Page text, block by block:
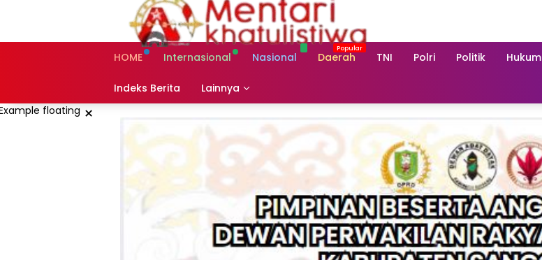
HOME
Internasional Nasional Daerah TNI Polri Politik Hukum
Indeks Berita Lainnya
×